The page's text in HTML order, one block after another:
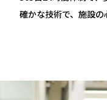
確かな技術で、施設の